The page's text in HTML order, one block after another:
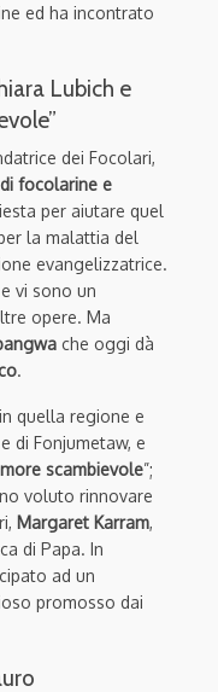
ed ha incontrato
Lubich e
dei Focolari,
focolarine e
per aiutare quel
la malattia del
evangelizzatrice.
vi sono un
opere. Ma
che oggi dà
.
quella regione e
di Fonjumetaw, e
scambievole”;
voluto rinnovare
Margaret Karram,
di Papa. In
ad un
promosso dai